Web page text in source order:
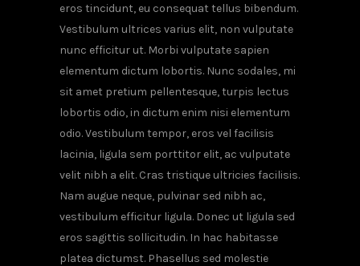
eros tincidunt, eu consequat tellus bibendum.
Vestibulum ultrices varius elit, non vulputate
nunc efficitur ut. Morbi vulputate sapien
elementum dictum lobortis. Nunc sodales, mi
sit amet pretium pellentesque, turpis lectus
lobortis odio, in dictum enim nisi elementum
odio. Vestibulum tempor, eros vel facilisis
lacinia, ligula sem porttitor elit, ac vulputate
velit nibh a elit. Cras tristique ultricies facilisis.
Nam augue neque, pulvinar sed nibh ac,
vestibulum efficitur ligula. Donec ut ligula sed
eros sagittis sollicitudin. In hac habitasse
platea dictumst. Phasellus sed molestie